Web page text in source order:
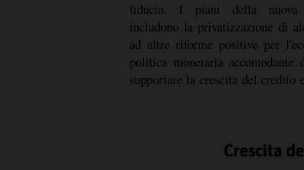
fiducia. I piani della nuova
includono la privatizzazione di
ad altre riforme positive per
politica monetaria accomodante
supportare la crescita del